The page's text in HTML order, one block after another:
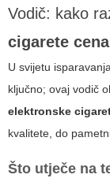
Vodič: kako
cigarete cena
U svijetu
ključno; ovaj vodič
elektronske
kvalitete, do
Što utječe na